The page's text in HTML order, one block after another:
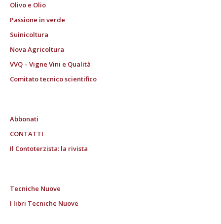
Olivo e Olio
Passione in verde
Suinicoltura
Nova Agricoltura
VVQ – Vigne Vini e Qualità
Comitato tecnico scientifico
Abbonati
CONTATTI
Il Contoterzista: la rivista
Tecniche Nuove
I libri Tecniche Nuove